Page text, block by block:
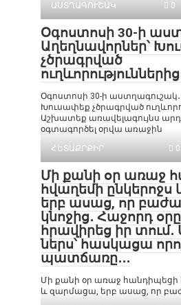
ԱՍՏՂԱԳՈՒՇԱԿ
0
Օգոստոսի 30-ի
Աղեղնավորներ՝
չծրագրված
Օգոստոսի 30-ի
Խուսափեք չծրագրված
Աշխատեք առավելագույնս
օգտագործել օրվա առաջին
ՀԵՏԱՔՐՔԻՐ
0
Մի քանի օր առաջ
հվաղեմի
երբ ասաց, որ
կնոջից․ Հաջորդ
հրավիրեց իր տում․
ներս՝ հասկացա
պատճառը․․․
Մի քանի օր առաջ հանդիպեցի
և զարմացա, երբ ասաց, որ